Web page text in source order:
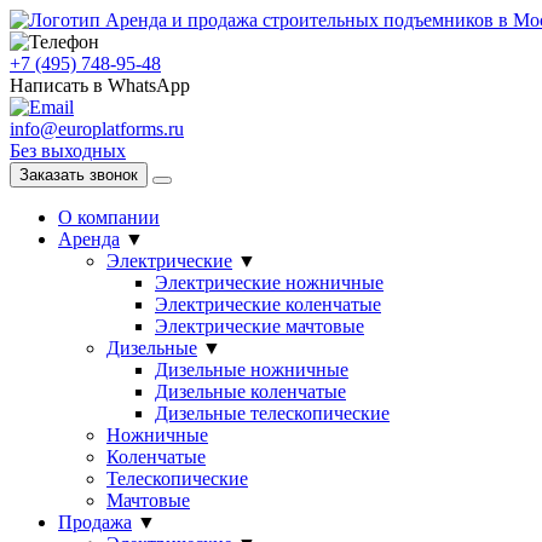
Аренда и продажа строительных подъемников в
+7 (495) 748-95-48
Написать в WhatsApp
info@europlatforms.ru
Без выходных
Заказать звонок
О компании
Аренда ▼
Электрические ▼
Электрические ножничные
Электрические коленчатые
Электрические мачтовые
Дизельные ▼
Дизельные ножничные
Дизельные коленчатые
Дизельные телескопические
Ножничные
Коленчатые
Телескопические
Мачтовые
Продажа ▼